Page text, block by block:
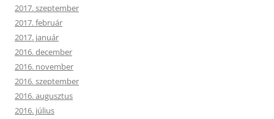
2017. szeptember
2017. február
2017. január
2016. december
2016. november
2016. szeptember
2016. augusztus
2016. július